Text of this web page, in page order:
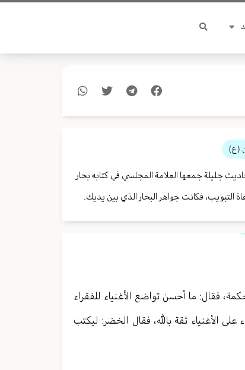
(ع)
جليلة جمعها العلامة المجلسي في كتابه بحار
فكانت جواهر البحار الذي بين يديك.
فقال: ما أحسن تواضع الأغنياء للفقراء
على الأغنياء ثقة بالله، فقال الخضر: ليكتب